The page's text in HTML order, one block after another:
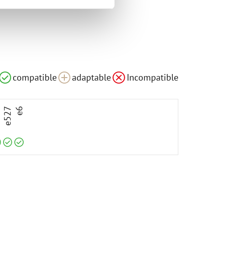
compatible adaptable Incompatible
e527
compatible
e6
compatible